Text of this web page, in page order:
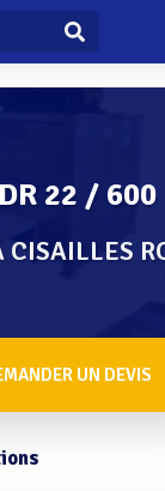
22 / 600
CISAILLES
UN DEVIS